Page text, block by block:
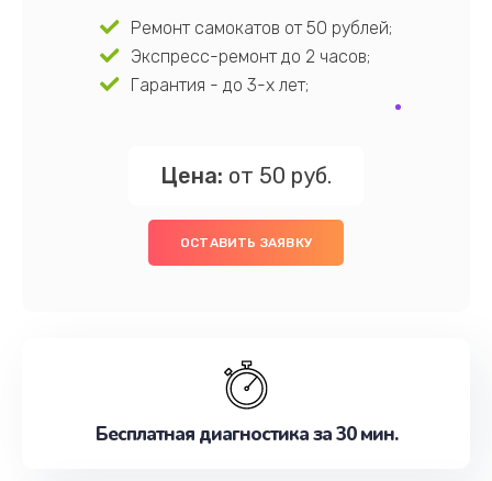
Ремонт самокатов от 50 рублей;
Экспресс-ремонт до 2 часов;
Гарантия - до 3-х лет;
Цена: от 50 руб.
ОСТАВИТЬ ЗАЯВКУ
Бесплатная диагностика за 30 мин.